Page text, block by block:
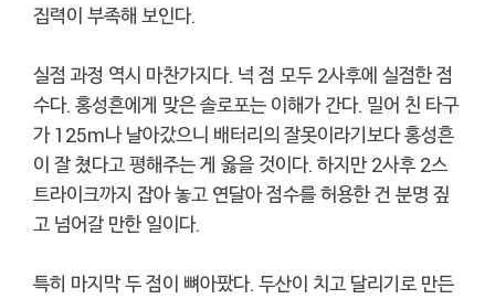
집력이 부족해 보인다.
실점 과정 역시 마찬가지다. 넉 점 모두 2사후에 실점한 점
수다. 홍성흔에게 맞은 솔로포는 이해가 간다. 밀어 친 타구
가 125m나 날아갔으니 배터리의 잘못이라기보다 홍성흔
이 잘 쳤다고 평해주는 게 옳을 것이다. 하지만 2사후 2스
트라이크까지 잡아 놓고 연달아 점수를 허용한 건 분명 짚
고 넘어갈 만한 일이다.
특히 마지막 두 점이 뼈아팠다. 두산이 치고 달리기로 만든